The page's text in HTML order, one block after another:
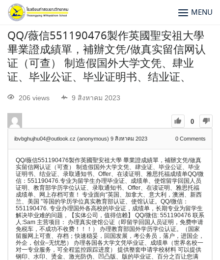
MENU
QQ/薇信551190476製作英國聖安祖大學
畢業證成績單，補辦文凭/做真实留信网认
证（可查） 制造假国外大学文凭、肆业
证、毕业公证、毕业证明书、结业证、
206 views 9 สิงหาคม 2023
0
ibvbghujhu04@outlook.cz (anonymous) 9 สิงหาคม 2023 0 Comments
QQ/薇信551190476製作英國聖安祖大學 畢業證成績單，補辦文凭/做真
实留信网认证（可查） 制造假国外大学文凭、肆业证、毕业公证、毕业
证明书、结业证、录取通知书、Offer、在读证明、雅思托福成绩单QQ/微
信：551190476.专业为留学生办理毕业证、成绩单、使馆留学回国人员
证明、教育部学历学位认证、录取通知书、Offer、在读证明、雅思托福
成绩单、网上存档可查！ 专业面向“英国、加拿大、意大利，澳洲、新西
兰、美国 ”等国的学历学位真实教育部认证、使馆认证。QQ/微信：
551190476. 专业办理国外各高校的毕业证，成绩单，长期专业为留学生
解决毕业难的问题，【实体公司，值得信赖】 QQ/微信: 551190476 联系
人:Sam 主营项目： 办理真实使馆公证（即留学回国人员证明，免费申请
免税车，不成功不收费！！！） 办理教育部国外学历学位认证。（国家
留服网上可查、存档；快速稳妥，回国发展，考公务员，落户，进国企，
外企，创业–无忧愁） 办理各国各大学文凭毕业证、成绩单（世界名校一
对一专业服务，可全程监控跟踪进度） 提供整套申请学校材料 可以提供
钢印、水印、烫金、激光防伪、凹凸版、版的毕业证、百分之百让您满